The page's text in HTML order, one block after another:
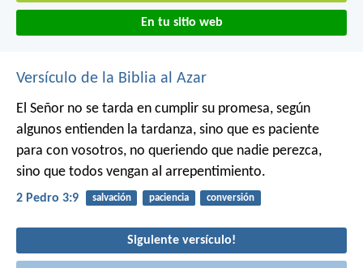
En tu sitio web
Versículo de la Biblia al Azar
El Señor no se tarda en cumplir su promesa, según
algunos entienden la tardanza, sino que es paciente
para con vosotros, no queriendo que nadie perezca,
sino que todos vengan al arrepentimiento.
2 Pedro 3:9 salvación paciencia conversión
Siguiente versículo!